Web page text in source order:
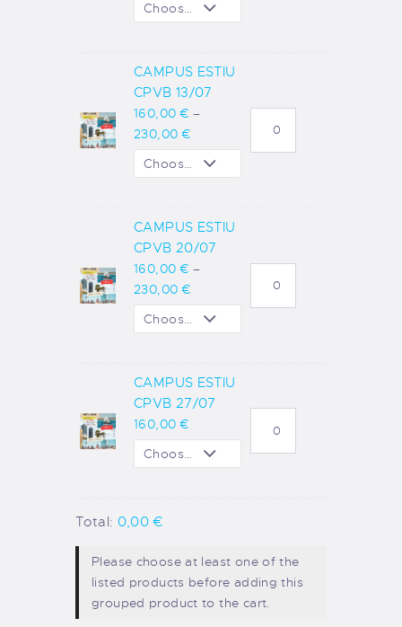
CAMPUS ESTIU
CPVB 13/07
160,00 € –
230,00 €
CAMPUS ESTIU
CPVB 20/07
160,00 € –
230,00 €
CAMPUS ESTIU
CPVB 27/07
160,00 €
Total: 0,00€
Please choose at least one of the
listed products before adding this
grouped product to the cart.